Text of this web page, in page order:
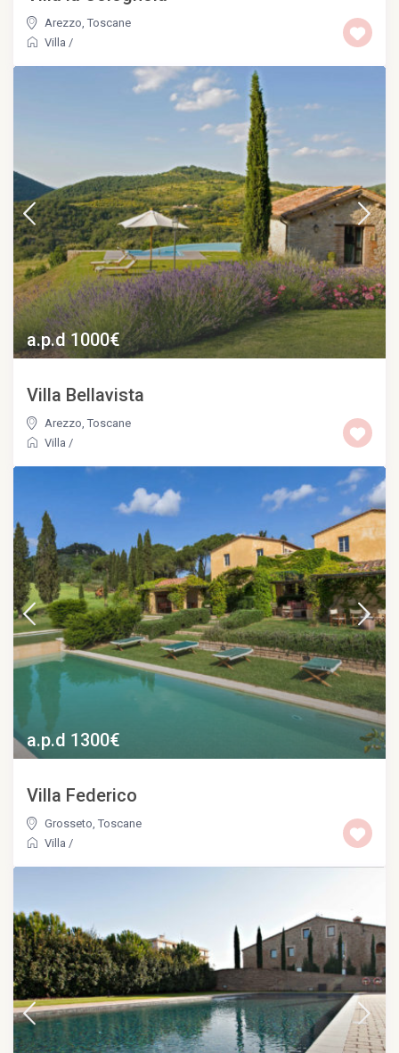
Arezzo ,Toscane
Villa /
a.p.d 1000€
Villa Bellavista
Arezzo ,Toscane
Villa /
a.p.d 1300€
Villa Federico
Grosseto ,Toscane
Villa /